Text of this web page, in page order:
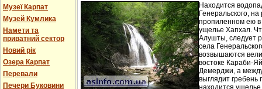
Музеї Карпат
Музей Кумлика
Намети та
приватний сектор
Новий рік
Озера Карпат
Перевали
Печери Буковини
Находится
Генеральского,
пропиленном ею в
ущелье Хапхал.
Алушты, следует
села
возвышаются
востоке Караби-
Демерджи, а
выглядит гребень
находится